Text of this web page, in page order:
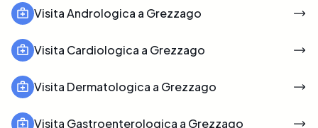
Visita Andrologica a Grezzago
Visita Cardiologica a Grezzago
Visita Dermatologica a Grezzago
Visita Gastroenterologica a Grezzago